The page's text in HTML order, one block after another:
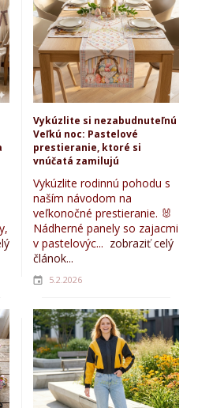
Vykúzlite si nezabudnuteľnú
Veľkú noc: Pastelové
prestieranie, ktoré si
vnúčatá zamilujú
Vykúzlite rodinnú pohodu s
naším návodom na
veľkonočné prestieranie. 🐰
Nádherné panely so zajacmi
v pastelovýc... zobraziť celý
článok...
5.2.2026